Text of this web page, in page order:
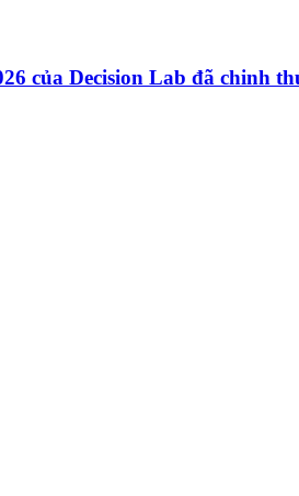
của Decision Lab đã chinh